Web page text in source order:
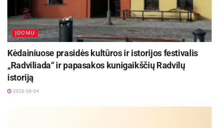
ĮDOMU
Kėdainiuose prasidės kultūros ir istorijos festivalis
„Radviliada“ ir papasakos kunigaikščių Radvilų
istoriją
2026-08-04